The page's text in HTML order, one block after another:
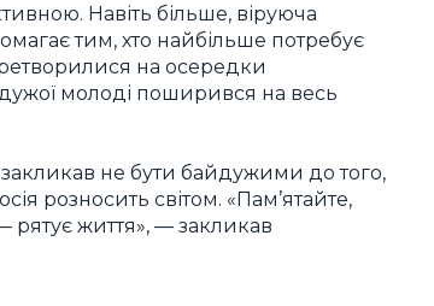
Навіть більше, віруюча
тим, хто найбільше потребує
на осередки
молоді поширився на весь
закликав не бути байдужими до того,
розносить світом. «Пам’ятайте,
рятує життя», — закликав